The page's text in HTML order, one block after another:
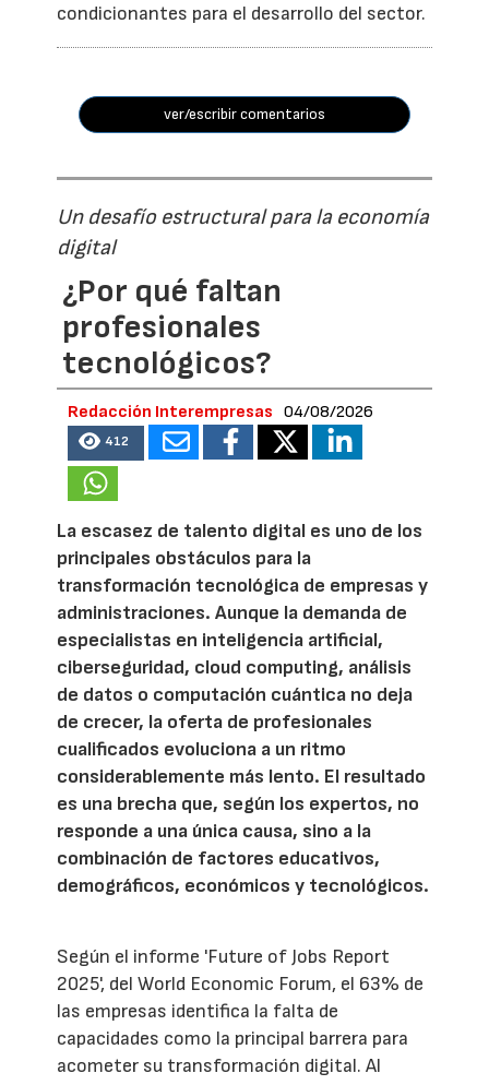
condicionantes para el desarrollo del sector.
ver/escribir comentarios
Un desafío estructural para la economía
digital
¿Por qué faltan
profesionales
tecnológicos?
Redacción Interempresas 04/08/2026
412
La escasez de talento digital es uno de los
principales obstáculos para la
transformación tecnológica de empresas y
administraciones. Aunque la demanda de
especialistas en inteligencia artificial,
ciberseguridad, cloud computing, análisis
de datos o computación cuántica no deja
de crecer, la oferta de profesionales
cualificados evoluciona a un ritmo
considerablemente más lento. El resultado
es una brecha que, según los expertos, no
responde a una única causa, sino a la
combinación de factores educativos,
demográficos, económicos y tecnológicos.
Según el informe 'Future of Jobs Report
2025', del World Economic Forum, el 63% de
las empresas identifica la falta de
capacidades como la principal barrera para
acometer su transformación digital. Al